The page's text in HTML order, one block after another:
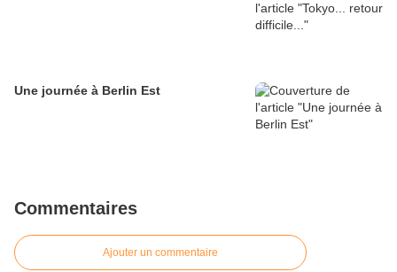
Une journée à Berlin Est
Commentaires
Ajouter un commentaire